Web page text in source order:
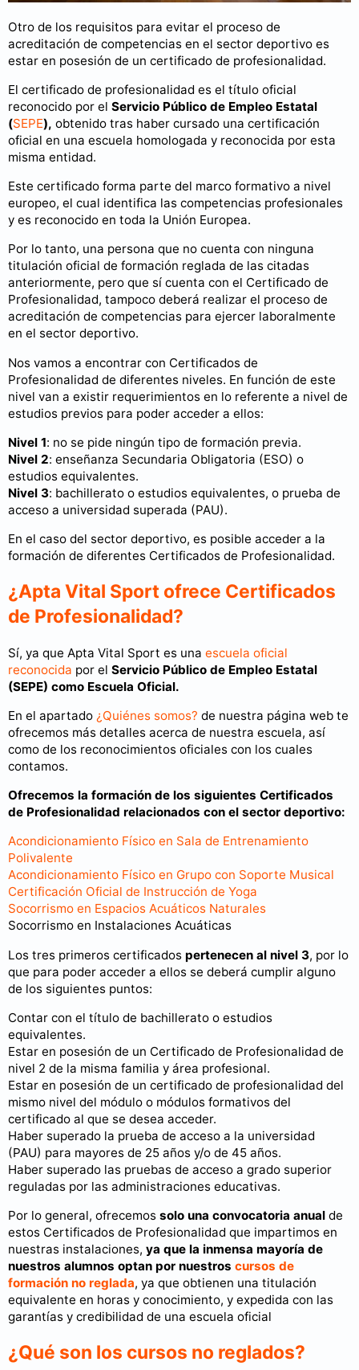
Otro de los requisitos para evitar el proceso de
acreditación de competencias en el sector deportivo es
estar en posesión de un certificado de profesionalidad.
El certificado de profesionalidad es el título oficial
reconocido por el Servicio Público de Empleo Estatal
(SEPE), obtenido tras haber cursado una certificación
oficial en una escuela homologada y reconocida por esta
misma entidad.
Este certificado forma parte del marco formativo a nivel
europeo, el cual identifica las competencias profesionales
y es reconocido en toda la Unión Europea.
Por lo tanto, una persona que no cuenta con ninguna
titulación oficial de formación reglada de las citadas
anteriormente, pero que sí cuenta con el Certificado de
Profesionalidad, tampoco deberá realizar el proceso de
acreditación de competencias para ejercer laboralmente
en el sector deportivo.
Nos vamos a encontrar con Certificados de
Profesionalidad de diferentes niveles. En función de este
nivel van a existir requerimientos en lo referente a nivel de
estudios previos para poder acceder a ellos:
Nivel 1: no se pide ningún tipo de formación previa.
Nivel 2: enseñanza Secundaria Obligatoria (ESO) o
estudios equivalentes.
Nivel 3: bachillerato o estudios equivalentes, o prueba de
acceso a universidad superada (PAU).
En el caso del sector deportivo, es posible acceder a la
formación de diferentes Certificados de Profesionalidad.
¿Apta Vital Sport ofrece Certificados
de Profesionalidad?
Sí, ya que Apta Vital Sport es una escuela oficial
reconocida por el Servicio Público de Empleo Estatal
(SEPE) como Escuela Oficial.
En el apartado ¿Quiénes somos? de nuestra página web te
ofrecemos más detalles acerca de nuestra escuela, así
como de los reconocimientos oficiales con los cuales
contamos.
Ofrecemos la formación de los siguientes Certificados
de Profesionalidad relacionados con el sector deportivo:
Acondicionamiento Físico en Sala de Entrenamiento
Polivalente
Acondicionamiento Físico en Grupo con Soporte Musical
Certificación Oficial de Instrucción de Yoga
Socorrismo en Espacios Acuáticos Naturales
Socorrismo en Instalaciones Acuáticas
Los tres primeros certificados pertenecen al nivel 3, por lo
que para poder acceder a ellos se deberá cumplir alguno
de los siguientes puntos:
Contar con el título de bachillerato o estudios
equivalentes.
Estar en posesión de un Certificado de Profesionalidad de
nivel 2 de la misma familia y área profesional.
Estar en posesión de un certificado de profesionalidad del
mismo nivel del módulo o módulos formativos del
certificado al que se desea acceder.
Haber superado la prueba de acceso a la universidad
(PAU) para mayores de 25 años y/o de 45 años.
Haber superado las pruebas de acceso a grado superior
reguladas por las administraciones educativas.
Por lo general, ofrecemos solo una convocatoria anual de
estos Certificados de Profesionalidad que impartimos en
nuestras instalaciones, ya que la inmensa mayoría de
nuestros alumnos optan por nuestros cursos de
formación no reglada, ya que obtienen una titulación
equivalente en horas y conocimiento, y expedida con las
garantías y credibilidad de una escuela oficial
¿Qué son los cursos no reglados?